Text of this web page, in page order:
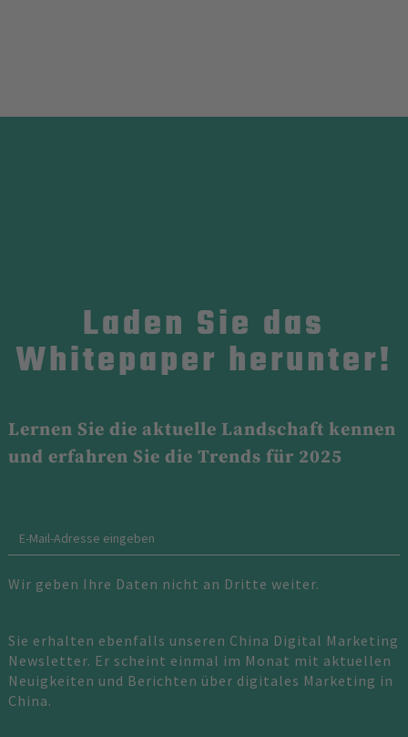
Laden Sie das
Whitepaper herunter!
Lernen Sie die aktuelle Landschaft kennen
und erfahren Sie die Trends für 2025
Wir geben Ihre Daten nicht an Dritte weiter.
Sie erhalten ebenfalls unseren China Digital Marketing
Newsletter. Er scheint einmal im Monat mit aktuellen
Neuigkeiten und Berichten über digitales Marketing in
China.